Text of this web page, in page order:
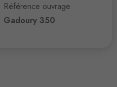
Référence ouvrage
Gadoury 350